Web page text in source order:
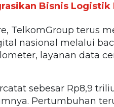
Bisnis Logistik
TelkomGroup terus
nasional melalui
layanan data
sebesar Rp8,9
Pertumbuhan